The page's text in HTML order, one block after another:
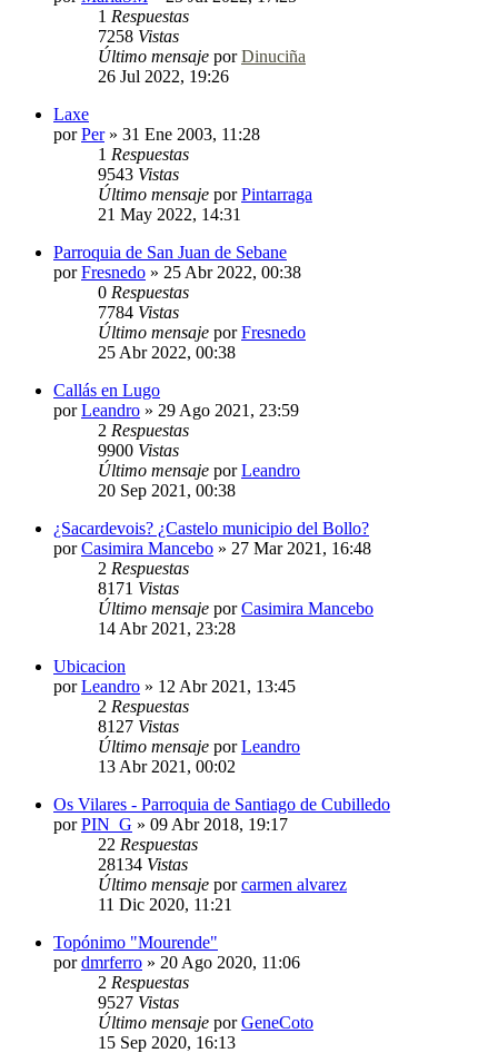
1 Respuestas
7258 Vistas
Último mensaje porDinuciña
26 Jul 2022, 19:26
Laxe
porPer» 31 Ene 2003, 11:28
1 Respuestas
9543 Vistas
Último mensaje porPintarraga
21 May 2022, 14:31
Parroquia de San Juan de Sebane
porFresnedo » 25 Abr 2022, 00:38
0 Respuestas
7784 Vistas
Último mensaje porFresnedo
25 Abr 2022, 00:38
Callás en Lugo
porLeandro » 29 Ago 2021, 23:59
2 Respuestas
9900 Vistas
Último mensaje porLeandro
20 Sep 2021, 00:38
¿Sacardevois? ¿Castelo municipio del Bollo?
porCasimira Mancebo » 27 Mar 2021, 16:48
2 Respuestas
8171 Vistas
Último mensaje porCasimira Mancebo
14 Abr 2021, 23:28
Ubicacion
porLeandro » 12 Abr 2021, 13:45
2 Respuestas
8127 Vistas
Último mensaje porLeandro
13 Abr 2021, 00:02
Os Vilares - Parroquia de Santiago de Cubilledo
porPIN_G » 09 Abr 2018, 19:17
22 Respuestas
28134 Vistas
Último mensaje porcarmen alvarez
11 Dic 2020, 11:21
Topónimo "Mourende"
pordmrferro » 20 Ago 2020, 11:06
2 Respuestas
9527 Vistas
Último mensaje porGeneCoto
15 Sep 2020, 16:13